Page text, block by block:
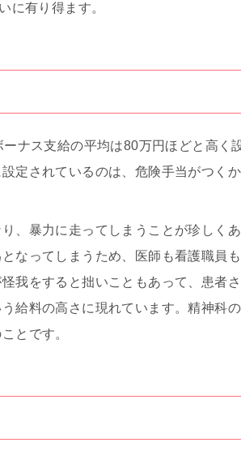
に有り得ます。
ナス支給の平均は80万円ほどと高く
定されているのは、危険手当がつくか
、暴力に走ってしまうことが珍しく
なってしまうため、医師も看護職員
我をすると拙いこともあって、患者
給料の高さに現れています。精神科
とです。